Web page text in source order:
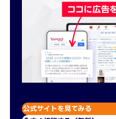
公式サイトを見てみる